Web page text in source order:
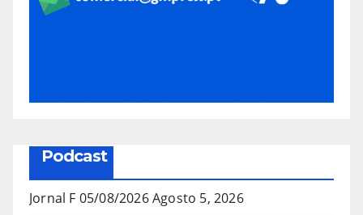
Podcast
Jornal F 05/08/2026Agosto 5, 2026